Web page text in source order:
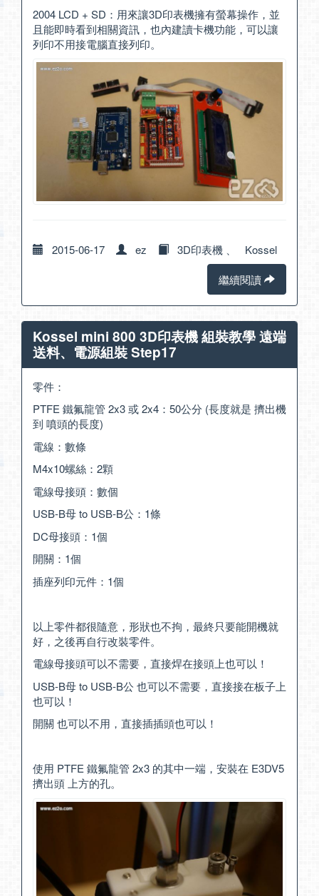
2004 LCD + SD：用來讓3D印表機擁有螢幕操作，並
且能即時看到相關資訊，也內建讀卡機功能，可以讓
列印不用接電腦直接列印。
2015-06-17 ez 3D印表機
Kossel
繼續閱讀
Kossel mini 800 3D印表機 組裝教學 遠端
送料、電源組裝 Step17
零件：
PTFE 鐵氟龍管 2x3 或 2x4：50公分 (長度就是 擠出機
到 噴頭的長度)
電線：數條
M4x10螺絲：2顆
電線母接頭：數個
USB-B母 to USB-B公：1條
DC母接頭：1個
開關：1個
插座列印元件：1個
以上零件都很隨意，形狀也不拘，最終只要能開機就
好，之後再自行改裝零件。
電線母接頭可以不需要，直接焊在接頭上也可以！
USB-B母 to USB-B公 也可以不需要，直接接在板子上
也可以！
開關 也可以不用，直接插插頭也可以！
使用 PTFE 鐵氟龍管 2x3 的其中一端，安裝在 E3DV5
擠出頭 上方的孔。